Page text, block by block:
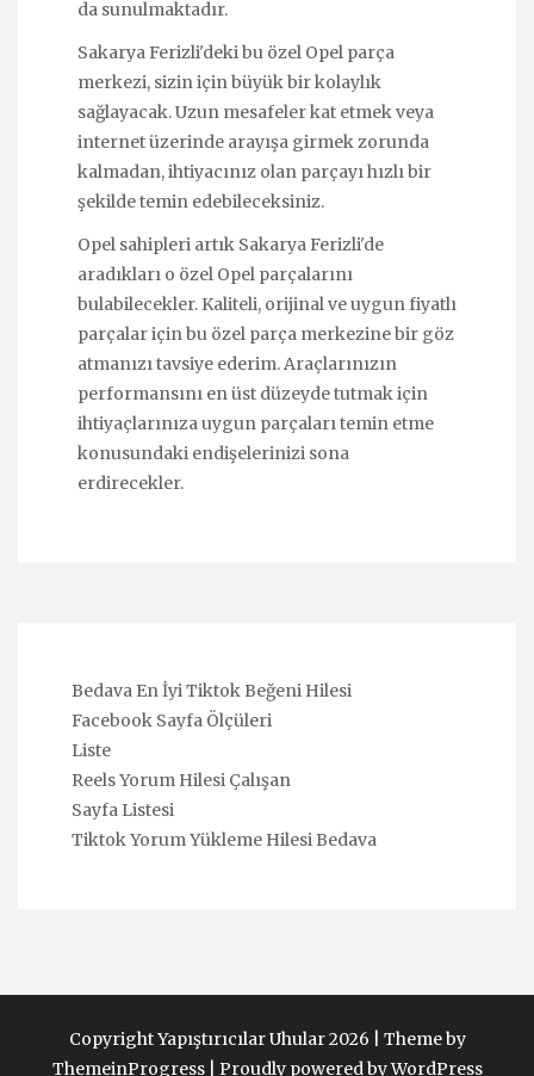
da sunulmaktadır.
Sakarya Ferizli'deki bu özel Opel parça
merkezi, sizin için büyük bir kolaylık
sağlayacak. Uzun mesafeler kat etmek veya
internet üzerinde arayışa girmek zorunda
kalmadan, ihtiyacınız olan parçayı hızlı bir
şekilde temin edebileceksiniz.
Opel sahipleri artık Sakarya Ferizli'de
aradıkları o özel Opel parçalarını
bulabilecekler. Kaliteli, orijinal ve uygun fiyatlı
parçalar için bu özel parça merkezine bir göz
atmanızı tavsiye ederim. Araçlarınızın
performansını en üst düzeyde tutmak için
ihtiyaçlarınıza uygun parçaları temin etme
konusundaki endişelerinizi sona
erdirecekler.
Bedava En İyi Tiktok Beğeni Hilesi
Facebook Sayfa Ölçüleri
Liste
Reels Yorum Hilesi Çalışan
Sayfa Listesi
Tiktok Yorum Yükleme Hilesi Bedava
Copyright Yapıştırıcılar Uhular 2026 | Theme by
ThemeinProgress| Proudly powered by WordPress